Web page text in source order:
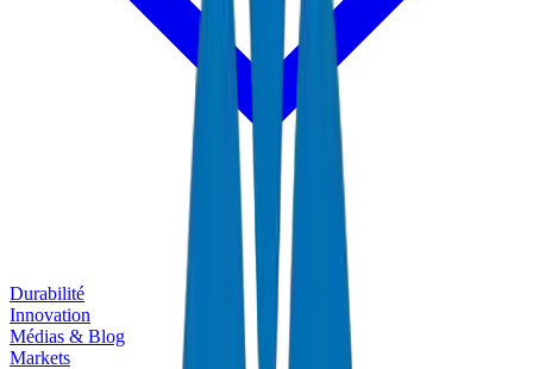
Durabilité
Innovation
Médias & Blog
Markets